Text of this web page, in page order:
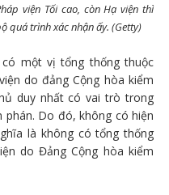
viện Tối cao, còn Hạ viện thì
quá trình xác nhận ấy. (Getty)
một vị tổng thống thuộc
do đảng Cộng hòa kiểm
duy nhất có vai trò trong
phán. Do đó, không có hiện
là không có tổng thống
do Đảng Cộng hòa kiểm